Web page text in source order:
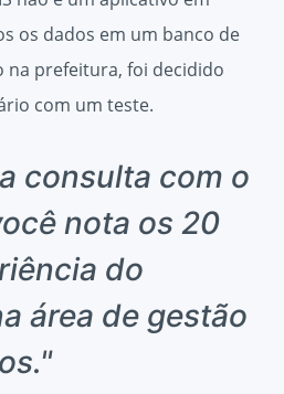
os dados em um banco de
na prefeitura, foi decidido
com um teste.
consulta com o
nota os 20
do
área de gestão